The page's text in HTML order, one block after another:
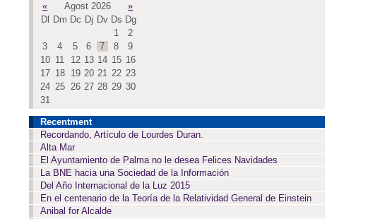
«
Agost 2026
»
Dl
Dm Dc Dj Dv Ds Dg
1
2
3
4 5 6 7 8
9
10 11 12 13 14 15 16
17 18 19 20 21 22 23
24 25 26 27 28 29 30
31
Recentment
Recordando, Artículo de Lourdes Duran.
Alta Mar
El Ayuntamiento de Palma no le desea Felices Navidades
La BNE hacia una Sociedad de la Información
Del Año Internacional de la Luz 2015
En el centenario de la Teoría de la Relatividad General de Einstein
Anibal for Alcalde